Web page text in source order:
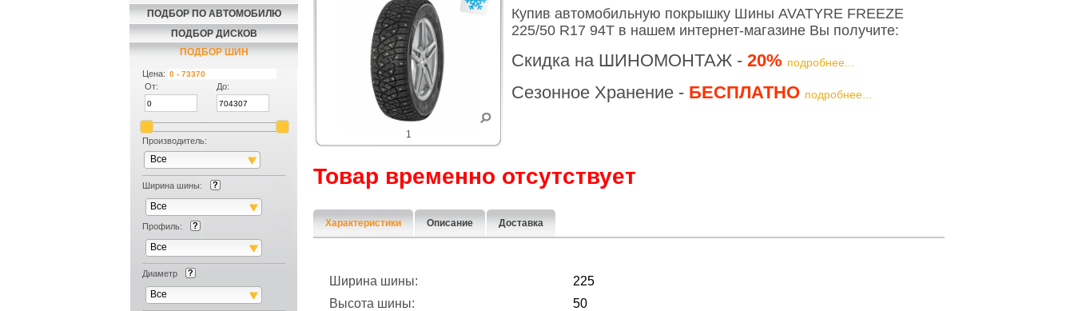
ПОДБОР ПО АВТОМОБИЛЮ
ПОДБОР ДИСКОВ
ПОДБОР ШИН
Цена:
От:
До:
Производитель:
Все
Ширина шины:
Все
Профиль:
Все
Диаметр
Все
1
Купив автомобильную покрышку Шины AVATYRE FREEZE
225/50 R17 94T в нашем интернет-магазине Вы получите:
Скидка на ШИНОМОНТАЖ - 20% подробнее...
Сезонное Хранение - БЕСПЛАТНО подробнее...
Товар временно отсутствует
Характеристики Описание Доставка
Ширина шины:
225
Высота шины:
50